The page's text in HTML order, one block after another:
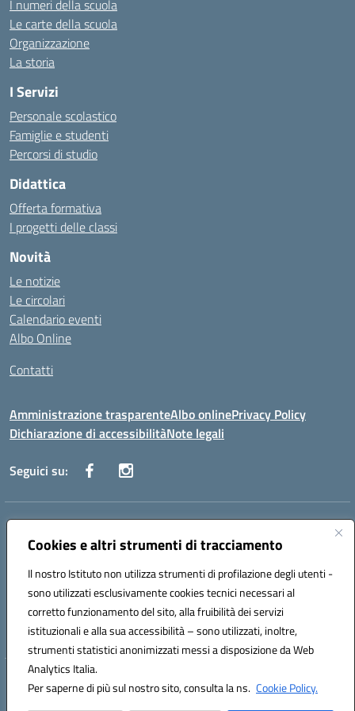
Cookies e altri strumenti di tracciamento
Il nostro Istituto non utilizza strumenti di profilazione degli utenti -
sono utilizzati esclusivamente cookies tecnici necessari al
corretto funzionamento del sito, alla fruibilità dei servizi
istituzionali e alla sua accessibilità – sono utilizzati, inoltre,
strumenti statistici anonimizzati messi a disposizione da Web
Analytics Italia.
Per saperne di più sul nostro sito, consulta la ns. Cookie Policy.
I numeri della scuola
Le carte della scuola
Organizzazione
La storia
I Servizi
Personale scolastico
Famiglie e studenti
Percorsi di studio
Didattica
Offerta formativa
I progetti delle classi
Novità
Le notizie
Le circolari
Calendario eventi
Albo Online
Contatti
Amministrazione trasparenteAlbo onlinePrivacy Policy
Dichiarazione di accessibilitàNote legali
Seguici su:
Indirizzo:
Centralino:0881636571 Email:fgps040004@istruzione.it
Codice fiscale: 80031370713
Codice meccanografico:
FGPS040004
Codice Indice delle Pubbliche Amministrazioni (IPA): istsc_fgps040004
Hosting & Powered by 3D Solution S.r.l.
Concept & Design by Designers Italia